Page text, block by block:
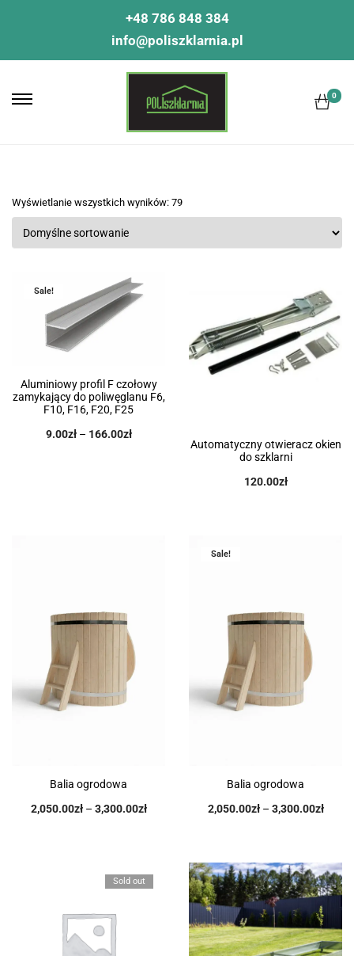
+48 786 848 384
info@poliszklarnia.pl
0
Wyświetlanie wszystkich wyników: 79
Sale!
Aluminiowy profil F czołowy
zamykający do poliwęglanu F6,
F10, F16, F20, F25
9.00zł – 166.00zł
Automatyczny otwieracz okien
do szklarni
120.00zł
Balia ogrodowa
2,050.00zł – 3,300.00zł
Sale!
Balia ogrodowa
2,050.00zł – 3,300.00zł
Sold out